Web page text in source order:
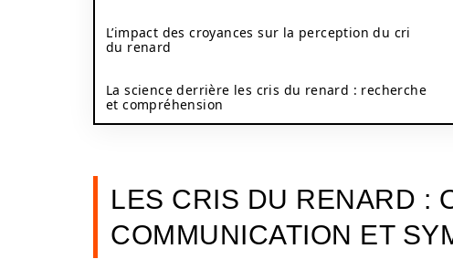
L’impact des croyances sur la perception du cri
du renard
La science derrière les cris du renard : recherche
et compréhension
LES CRIS DU RENARD :
COMMUNICATION ET